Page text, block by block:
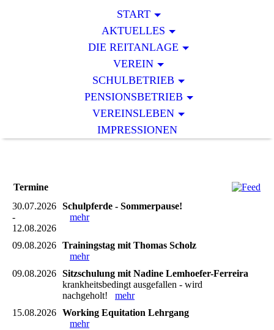
START
AKTUELLES
DIE REITANLAGE
VEREIN
SCHULBETRIEB
PENSIONSBETRIEB
VEREINSLEBEN
IMPRESSIONEN
Termine
30.07.2026
-
12.08.2026
Schulpferde - Sommerpause!
mehr
09.08.2026 Trainingstag mit Thomas Scholz
mehr
09.08.2026 Sitzschulung mit Nadine Lemhoefer-Ferreira
krankheitsbedingt ausgefallen - wird
nachgeholt! mehr
15.08.2026 Working Equitation Lehrgang
mehr